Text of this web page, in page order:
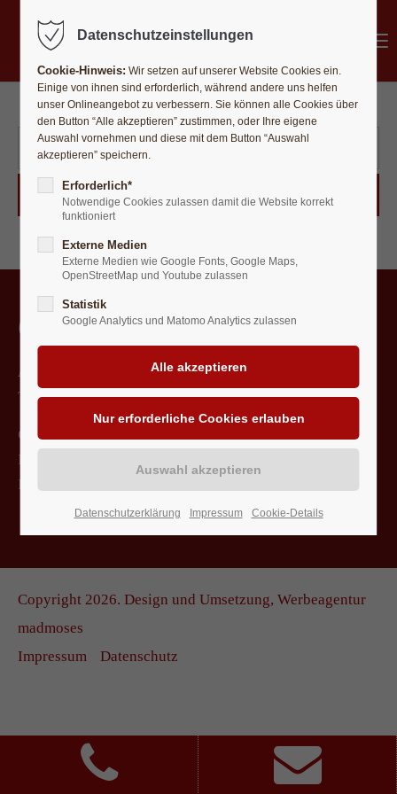
Suchen
Café am Isartürl
Altstadt 97, 84028 Landshut
Tel. 0871-4 70 68 53
Öffnungszeiten:
Mo - Do von 11:00 bis 16:00 Uhr
Fr von 11:00 bis 14:00 Uhr
Copyright 2026. Design und Umsetzung, Werbeagentur
madmoses
Impressum
Datenschutz
Datenschutzeinstellungen
Cookie-Hinweis: Wir setzen auf unserer Website Cookies ein.
Einige von ihnen sind erforderlich, während andere uns helfen
unser Onlineangebot zu verbessern. Sie können alle Cookies über
den Button “Alle akzeptieren” zustimmen, oder Ihre eigene
Auswahl vornehmen und diese mit dem Button “Auswahl
akzeptieren” speichern.
Erforderlich*
Notwendige Cookies zulassen damit die Website korrekt
funktioniert
Externe Medien
Externe Medien wie Google Fonts, Google Maps,
OpenStreetMap und Youtube zulassen
Statistik
Google Analytics und Matomo Analytics zulassen
Datenschutzerklärung Impressum Cookie-Details